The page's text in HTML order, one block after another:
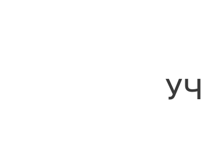
сестринского дела относятся к